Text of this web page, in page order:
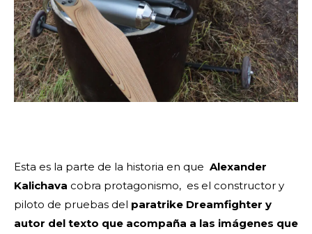
Esta es la parte de la historia en que Alexander
Kalichava cobra protagonismo, es el constructor y
piloto de pruebas del paratrike Dreamfighter y
autor del texto que acompaña a las imágenes que